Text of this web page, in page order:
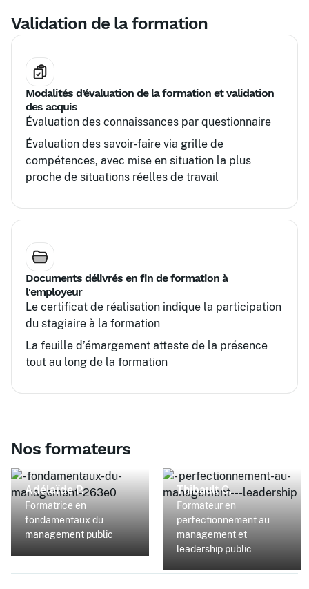
Validation de la formation
Modalités d’évaluation de la formation et validation
des acquis
Évaluation des connaissances par questionnaire
Évaluation des savoir-faire via grille de
compétences, avec mise en situation la plus
proche de situations réelles de travail
Documents délivrés en fin de formation à
l'employeur
Le certificat de réalisation indique la participation
du stagiaire à la formation
La feuille d’émargement atteste de la présence
tout au long de la formation
Nos formateurs
Adélaïde P.
Formatrice en
fondamentaux du
management public
Thibault C.
Formateur en
perfectionnement au
management et
leadership public